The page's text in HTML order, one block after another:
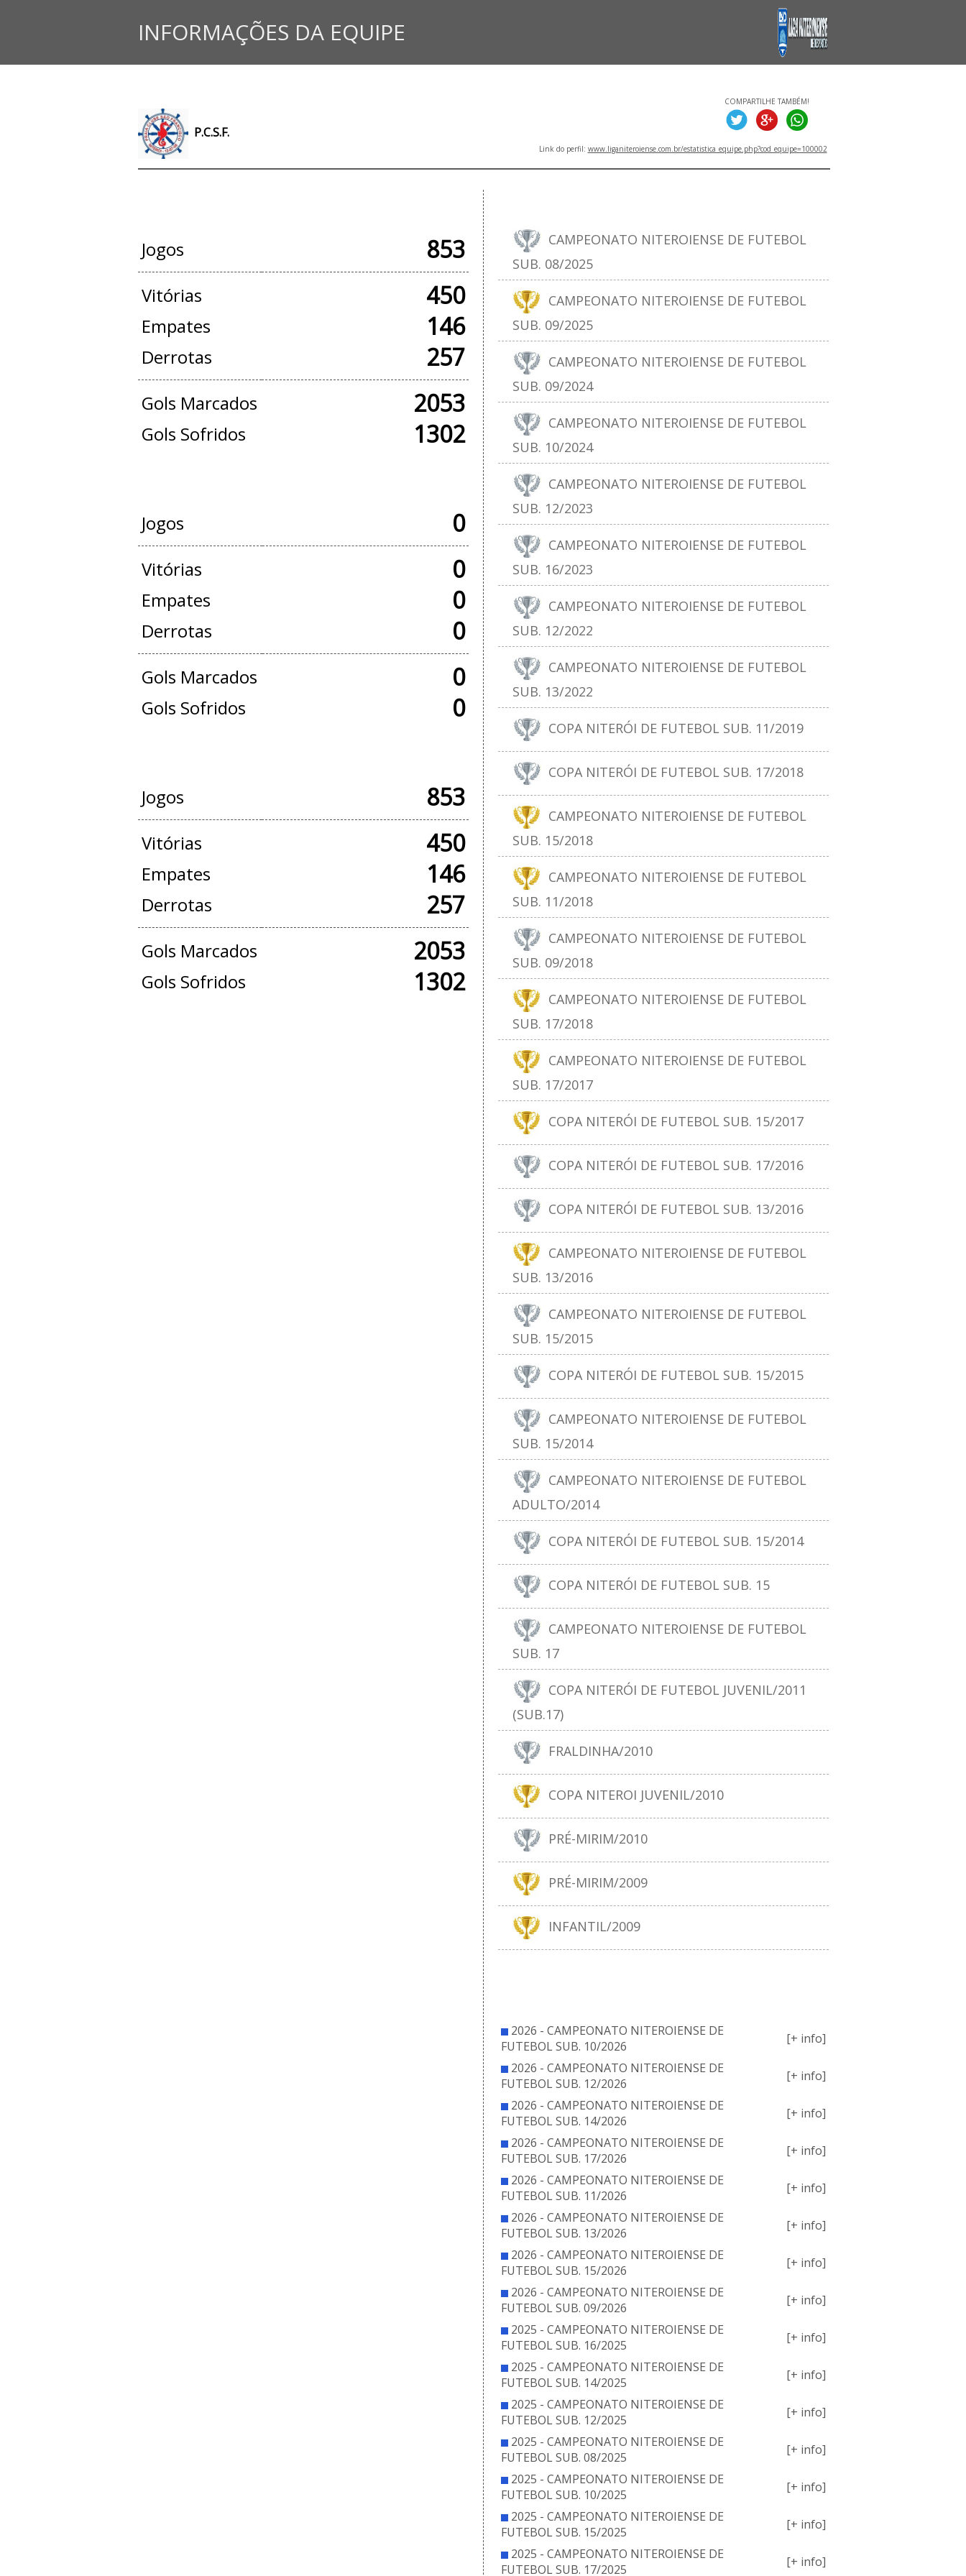
INFORMAÇÕES DA EQUIPE
P.C.S.F.
COMPARTILHE TAMBÉM!
Link do perfil: www.liganiteroiense.com.br/estatistica_equipe.php?cod_equipe=100002
Jogos 853
Vitórias 450
Empates 146
Derrotas 257
Gols Marcados 2053
Gols Sofridos 1302
Jogos 0
Vitórias 0
Empates 0
Derrotas 0
Gols Marcados 0
Gols Sofridos 0
Jogos 853
Vitórias 450
Empates 146
Derrotas 257
Gols Marcados 2053
Gols Sofridos 1302
CAMPEONATO NITEROIENSE DE FUTEBOL
SUB. 08/2025
CAMPEONATO NITEROIENSE DE FUTEBOL
SUB. 09/2025
CAMPEONATO NITEROIENSE DE FUTEBOL
SUB. 09/2024
CAMPEONATO NITEROIENSE DE FUTEBOL
SUB. 10/2024
CAMPEONATO NITEROIENSE DE FUTEBOL
SUB. 12/2023
CAMPEONATO NITEROIENSE DE FUTEBOL
SUB. 16/2023
CAMPEONATO NITEROIENSE DE FUTEBOL
SUB. 12/2022
CAMPEONATO NITEROIENSE DE FUTEBOL
SUB. 13/2022
COPA NITERÓI DE FUTEBOL SUB. 11/2019
COPA NITERÓI DE FUTEBOL SUB. 17/2018
CAMPEONATO NITEROIENSE DE FUTEBOL
SUB. 15/2018
CAMPEONATO NITEROIENSE DE FUTEBOL
SUB. 11/2018
CAMPEONATO NITEROIENSE DE FUTEBOL
SUB. 09/2018
CAMPEONATO NITEROIENSE DE FUTEBOL
SUB. 17/2018
CAMPEONATO NITEROIENSE DE FUTEBOL
SUB. 17/2017
COPA NITERÓI DE FUTEBOL SUB. 15/2017
COPA NITERÓI DE FUTEBOL SUB. 17/2016
COPA NITERÓI DE FUTEBOL SUB. 13/2016
CAMPEONATO NITEROIENSE DE FUTEBOL
SUB. 13/2016
CAMPEONATO NITEROIENSE DE FUTEBOL
SUB. 15/2015
COPA NITERÓI DE FUTEBOL SUB. 15/2015
CAMPEONATO NITEROIENSE DE FUTEBOL
SUB. 15/2014
CAMPEONATO NITEROIENSE DE FUTEBOL
ADULTO/2014
COPA NITERÓI DE FUTEBOL SUB. 15/2014
COPA NITERÓI DE FUTEBOL SUB. 15
CAMPEONATO NITEROIENSE DE FUTEBOL
SUB. 17
COPA NITERÓI DE FUTEBOL JUVENIL/2011
(SUB.17)
FRALDINHA/2010
COPA NITEROI JUVENIL/2010
PRÉ-MIRIM/2010
PRÉ-MIRIM/2009
INFANTIL/2009
2026 - CAMPEONATO NITEROIENSE DE
FUTEBOL SUB. 10/2026
[+ info]
2026 - CAMPEONATO NITEROIENSE DE
FUTEBOL SUB. 12/2026
[+ info]
2026 - CAMPEONATO NITEROIENSE DE
FUTEBOL SUB. 14/2026
[+ info]
2026 - CAMPEONATO NITEROIENSE DE
FUTEBOL SUB. 17/2026
[+ info]
2026 - CAMPEONATO NITEROIENSE DE
FUTEBOL SUB. 11/2026
[+ info]
2026 - CAMPEONATO NITEROIENSE DE
FUTEBOL SUB. 13/2026
[+ info]
2026 - CAMPEONATO NITEROIENSE DE
FUTEBOL SUB. 15/2026
[+ info]
2026 - CAMPEONATO NITEROIENSE DE
FUTEBOL SUB. 09/2026
[+ info]
2025 - CAMPEONATO NITEROIENSE DE
FUTEBOL SUB. 16/2025
[+ info]
2025 - CAMPEONATO NITEROIENSE DE
FUTEBOL SUB. 14/2025
[+ info]
2025 - CAMPEONATO NITEROIENSE DE
FUTEBOL SUB. 12/2025
[+ info]
2025 - CAMPEONATO NITEROIENSE DE
FUTEBOL SUB. 08/2025
[+ info]
2025 - CAMPEONATO NITEROIENSE DE
FUTEBOL SUB. 10/2025
[+ info]
2025 - CAMPEONATO NITEROIENSE DE
FUTEBOL SUB. 15/2025
[+ info]
2025 - CAMPEONATO NITEROIENSE DE
FUTEBOL SUB. 17/2025
[+ info]